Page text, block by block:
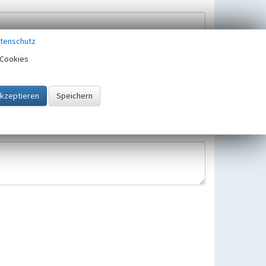
gespeichert und verwendet.
gültigen Europäischen